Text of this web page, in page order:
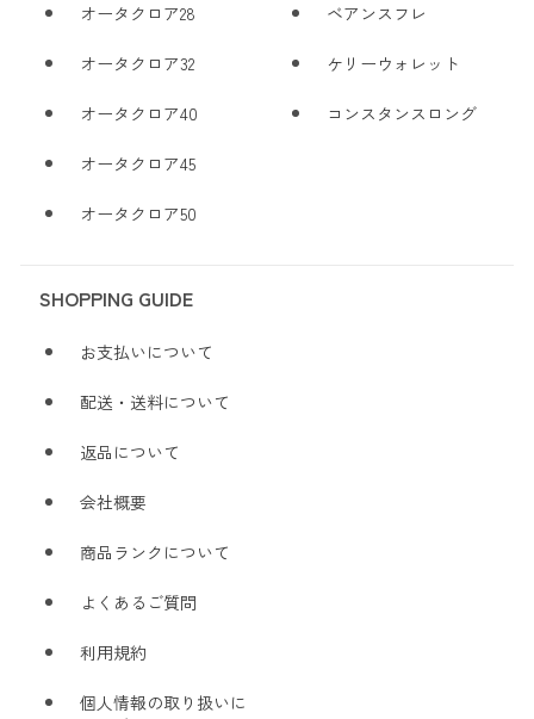
オータクロア28
オータクロア32
オータクロア40
オータクロア45
オータクロア50
ベアンスフレ
ケリーウォレット
コンスタンスロング
SHOPPING GUIDE
お支払いについて
配送・送料について
返品について
会社概要
商品ランクについて
よくあるご質問
利用規約
個人情報の取り扱いに